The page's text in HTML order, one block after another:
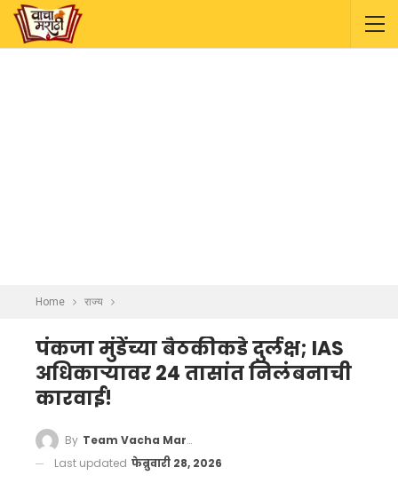
Home राज्य
पंकजा मुंडेंच्या बैठकीकडे दुर्लक्ष; IAS
अधिकाऱ्यावर 24 तासांत निलंबनाची
कारवाई!
By Team Vacha Marathi
Last updated फेब्रुवारी 28, 2026